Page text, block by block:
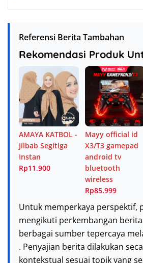
Referensi Berita Tambahan
Rekomendasi Produk
AMAYA KATBOL -
Jilbab Segitiga
Instan
Rp11.900
Mayy official id
X3/T3 gamepad
android tv
bluetooth
wireless
Rp85.999
Untuk memperkaya perspektif,
mengikuti perkembangan
berbagai sumber tepercaya
. Penyajian berita dilakukan
kontekstual sesuai topik yang